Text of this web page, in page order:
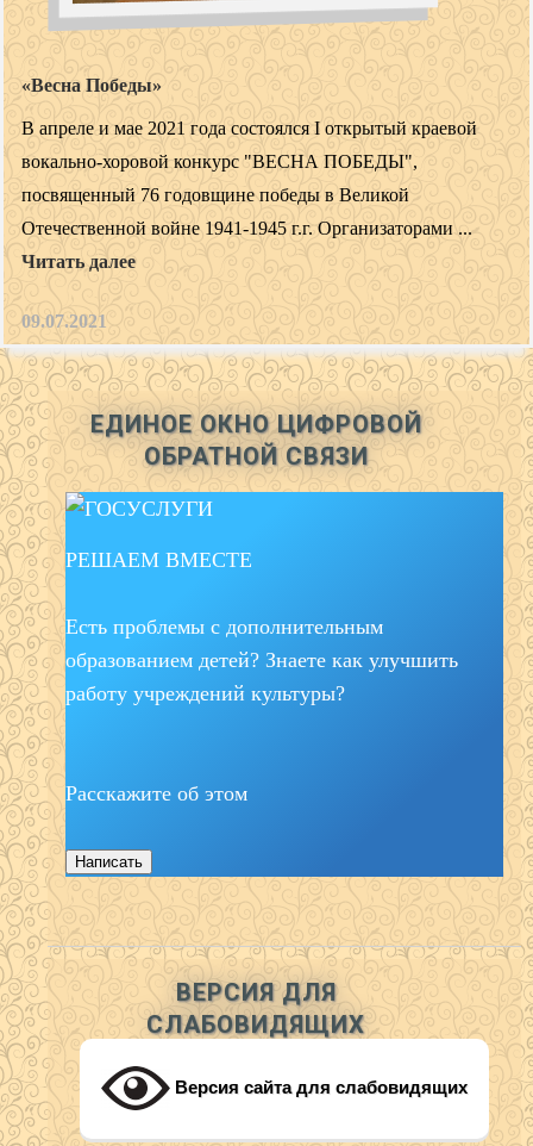
«Весна Победы»
В апреле и мае 2021 года состоялся I открытый краевой
вокально-хоровой конкурс "ВЕСНА ПОБЕДЫ",
посвященный 76 годовщине победы в Великой
Отечественной войне 1941-1945 г.г. Организаторами ...
Читать далее
09.07.2021
ЕДИНОЕ ОКНО ЦИФРОВОЙ
ОБРАТНОЙ СВЯЗИ
РЕШАЕМ ВМЕСТЕ
Есть проблемы с дополнительным
образованием детей? Знаете как улучшить
работу учреждений культуры?
Расскажите об этом
Написать
ВЕРСИЯ ДЛЯ
СЛАБОВИДЯЩИХ
Версия сайта для слабовидящих